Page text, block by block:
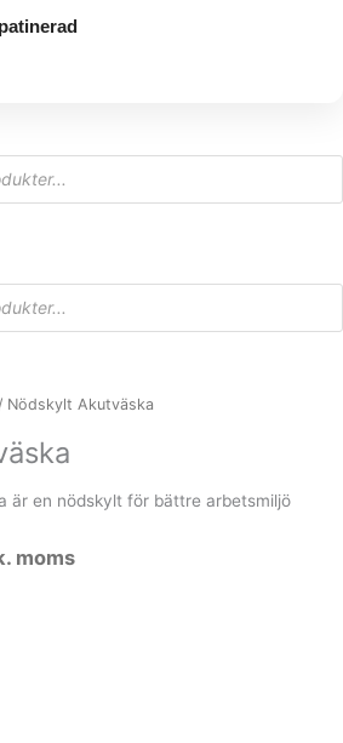
/ Nödskylt Akutväska
är en nödskylt för bättre arbetsmiljö
moms